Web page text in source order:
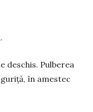
deschis. Pul­berea
în ames­tec